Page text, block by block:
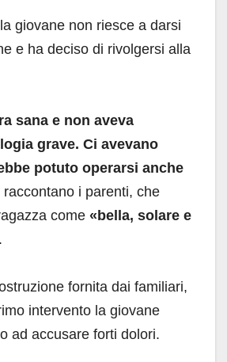
giovane non riesce a darsi
e ha deciso di rivolgersi alla
sana e non aveva
grave. Ci avevano
potuto operarsi anche
raccontano i parenti, che
come «bella, solare e
.
fornita dai familiari,
intervento la giovane
ad accusare forti dolori.